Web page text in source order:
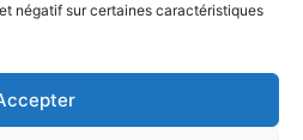
négatif sur certaines caractéristiques